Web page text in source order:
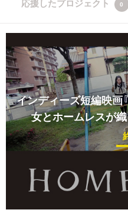
応援したプロジェクト 0
インディーズ短編映画
女とホームレスが